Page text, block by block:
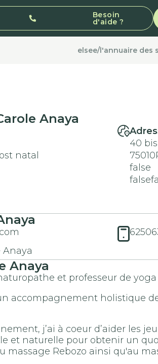
Besoin
d'aide ?
elsee/l'annuaire des
Anaya
natal
40
75010
false
false
Anaya
Anaya
et professeur de
accompagnement holistique
j’ai à coeur d’aider les
et naturelle pour obtenir un
massage Rebozo ainsi qu'au